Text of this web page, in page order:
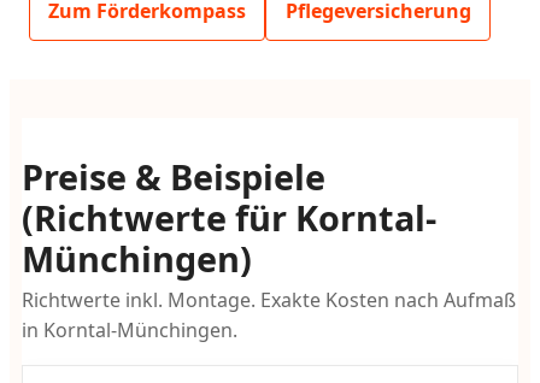
Zum Förderkompass Pflegeversicherung
Preise & Beispiele
(Richtwerte für Korntal-
Münchingen)
Richtwerte inkl. Montage. Exakte Kosten nach Aufmaß
in Korntal-Münchingen.